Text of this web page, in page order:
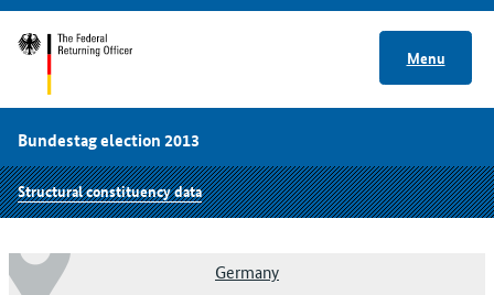
Menu
Bundestag election 2013
Structural constituency data
Germany